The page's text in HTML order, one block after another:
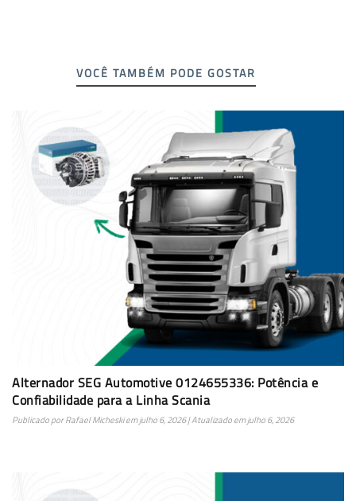
VOCÊ TAMBÉM PODE GOSTAR
Alternador SEG Automotive 0124655336: Potência e
Confiabilidade para a Linha Scania
Publicado porRafael Micheskiemjulho 6, 2026| Atualizado emjulho 6, 2026